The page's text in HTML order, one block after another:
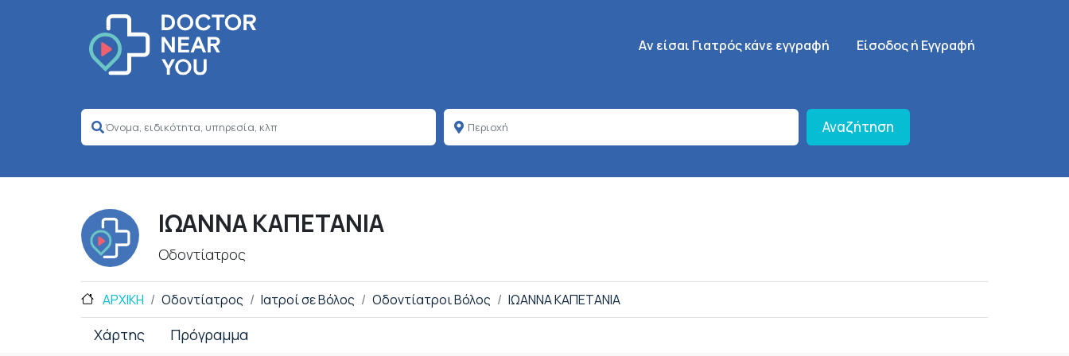
Κεντρική πλοήγηση
Aν είσαι Γιατρός κάνε εγγραφή SignUp Menu
Είσοδος ή Εγγραφή
Αναζήτηση
ΙΩΑΝΝΑ ΚΑΠΕΤΑΝΙΑ
Οδοντίατρος
ΑΡΧΙΚΗ Οδοντίατρος Ιατροί σε Βόλος Οδοντίατροι Βόλος ΙΩΑΝΝΑ ΚΑΠΕΤΑΝΙΑ
Χάρτης Πρόγραμμα